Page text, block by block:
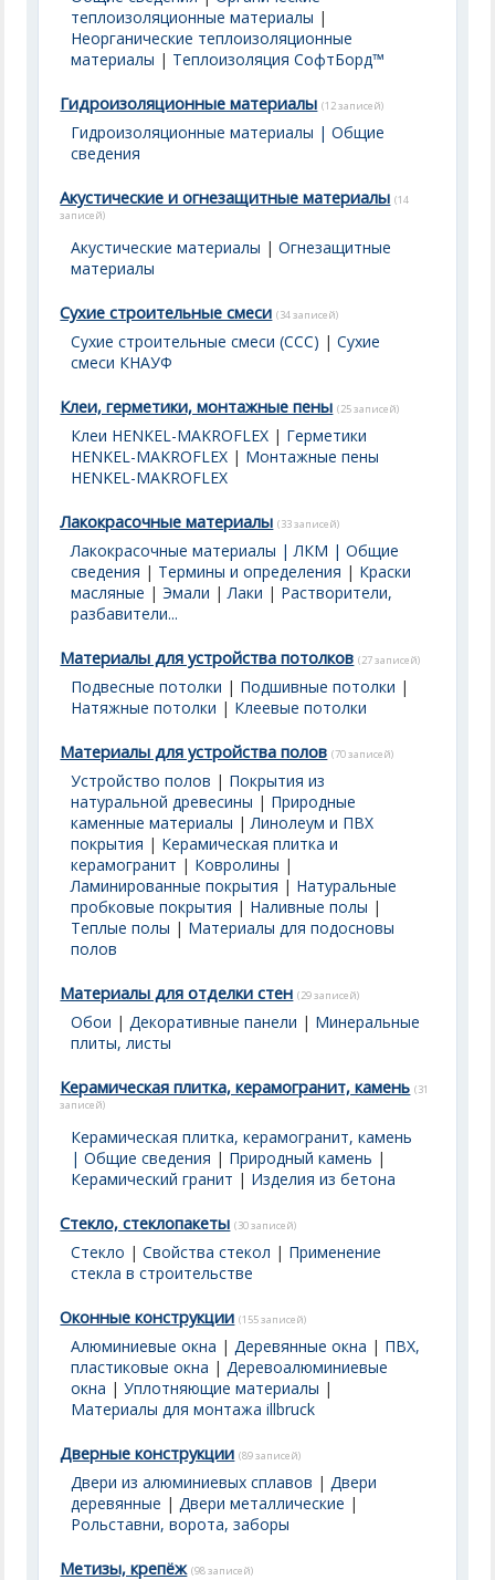
теплоизоляционные материалы |
Неорганические теплоизоляционные
материалы | Теплоизоляция СофтБорд™
Гидроизоляционные материалы (12 записей)
Гидроизоляционные материалы | Общие
сведения
Акустические и огнезащитные материалы (14
записей)
Акустические материалы |Огнезащитные
материалы
Сухие строительные смеси (34 записей)
Сухие строительные смеси (ССС) |Сухие
смеси КНАУФ
Клеи, герметики, монтажные пены (25 записей)
Клеи HENKEL-MAKROFLEX | Герметики
HENKEL-MAKROFLEX | Монтажные пены
HENKEL-MAKROFLEX
Лакокрасочные материалы (33 записей)
Лакокрасочные материалы | ЛКМ | Общие
сведения | Термины и определения | Краски
масляные |Эмали |Лаки | Растворители,
разбавители...
Материалы для устройства потолков (27 записей)
Подвесные потолки | Подшивные потолки |
Натяжные потолки | Клеевые потолки
Материалы для устройства полов (70 записей)
Устройство полов | Покрытия из
натуральной древесины | Природные
каменные материалы |Линолеум и ПВХ
покрытия | Керамическая плитка и
керамогранит | Ковролины |
Ламинированные покрытия | Натуральные
пробковые покрытия | Наливные полы |
Теплые полы | Материалы для подосновы
полов
Материалы для отделки стен (29 записей)
Обои |Декоративные панели | Минеральные
плиты, листы
Керамическая плитка, керамогранит, камень (31
записей)
Керамическая плитка, керамогранит, камень
| Общие сведения | Природный камень |
Керамический гранит | Изделия из бетона
Стекло, стеклопакеты (30 записей)
Стекло |Свойства стекол | Применение
стекла в строительстве
Оконные конструкции (155 записей)
Алюминиевые окна |Деревянные окна | ПВХ,
пластиковые окна |Деревоалюминиевые
окна |Уплотняющие материалы |
Материалы для монтажа illbruck
Дверные конструкции (89 записей)
Двери из алюминиевых сплавов |Двери
деревянные |Двери металлические |
Рольставни, ворота, заборы
Метизы, крепёж (98 записей)